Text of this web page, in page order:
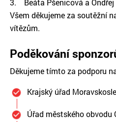
Všem děkujeme za soutěžní
vítězům.
Poděkování
Děkujeme tímto za podporu
Krajský úřad
Úřad městského obvodu